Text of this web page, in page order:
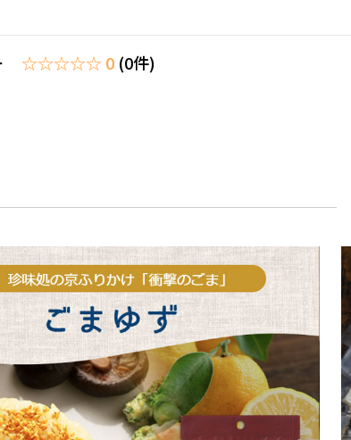
☆☆☆☆☆ 0 (0件)